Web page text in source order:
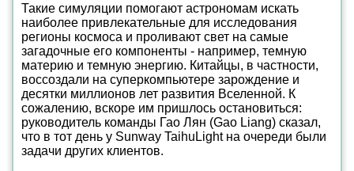
Такие симуляции помогают астрономам искать
наиболее привлекательные для исследования
регионы космоса и проливают свет на самые
загадочные его компоненты - например, темную
материю и темную энергию. Китайцы, в частности,
воссоздали на суперкомпьютере зарождение и
десятки миллионов лет развития Вселенной. К
сожалению, вскоре им пришлось остановиться:
руководитель команды Гао Лян (Gao Liang) сказал,
что в тот день у Sunway TaihuLight на очереди были
задачи других клиентов.